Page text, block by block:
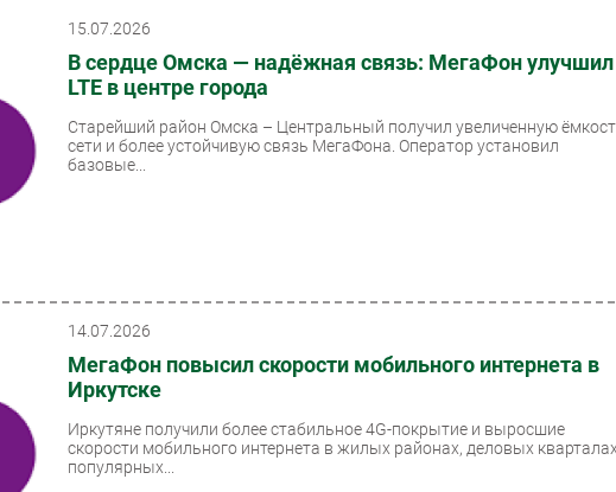
Торговые сети
Оборудование
ПО
Outsourcing
Кадры
Безопасность
CIO/Управление ИТ
15.07.2026
В сердце Омска — надёжная связь: МегаФон улучшил
LTE в центре города
Старейший район Омска – Центральный получил увеличенную
сети и более устойчивую связь МегаФона. Оператор установил
базовые...
14.07.2026
МегаФон повысил скорости мобильного интернета в
Иркутске
Иркутяне получили более стабильное 4G-покрытие и выросшие
скорости мобильного интернета в жилых районах, деловых
популярных...